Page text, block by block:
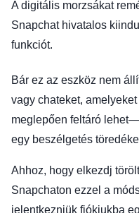
A digitális morzsákat
Snapchat hivatalos
funkciót.
Bár ez az eszköz nem
vagy chateket,
meglepően feltáró
egy beszélgetés
Ahhoz, hogy elkezdj
Snapchaton ezzel a
jelentkezniük fiókjukba